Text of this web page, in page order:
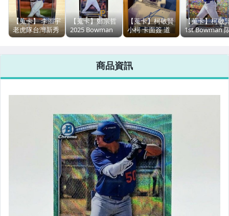
【蒐卡】 李灝宇
老虎隊台灣新秀
2024 Bowman
【蒐卡】鄭宗哲
2025 Bowman
Chrome
Refractor 限量
【蒐卡】柯敬賢
小柯 卡面簽 道
奇潛力新秀
Best Autograph
【蒐卡】柯敬
1st Bowman
量299張
Refractor 2025
商品資訊